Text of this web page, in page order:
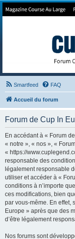
Forum de Cup
Smartfeed FAQ
Accueil du forum
Forum de Cup In
En accédant à « Forum
« notre », « nos », «
« https://
responsable des
légalement responsable
utiliser et accéder à «
conditions à n’importe
ces modifications, bien
par vous-même. En effet,
Europe » après que des
d’être légalement
Nos forums sont